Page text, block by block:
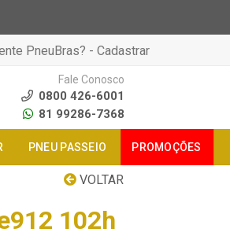
PneuBras? - Cadastrar
Fale Conosco
0800 426-6001
81 99286-7368
PNEU PASSEIO PROMOÇÕES
VOLTAR
102h